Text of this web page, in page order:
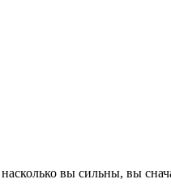
вы сильны, вы